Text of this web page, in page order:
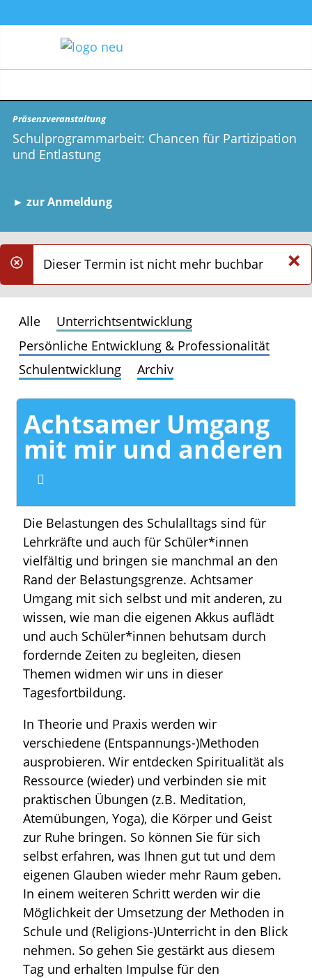
Präsenzveranstaltung
Schulprogrammarbeit: Chancen für Partizipation
und Entlastung
► zur Anmeldung
×
dangerDieser Termin ist nicht mehr buchbar
Alle
Unterrichtsentwicklung
Persönliche Entwicklung & Professionalität
Schulentwicklung
Archiv
Achtsamer Umgang
mit mir und anderen
Die Belastungen des Schulalltags sind für
Lehrkräfte und auch für Schüler*innen
vielfältig und bringen sie manchmal an den
Rand der Belastungsgrenze. Achtsamer
Umgang mit sich selbst und mit anderen, zu
wissen, wie man die eigenen Akkus auflädt
und auch Schüler*innen behutsam durch
fordernde Zeiten zu begleiten, diesen
Themen widmen wir uns in dieser
Tagesfortbildung.
In Theorie und Praxis werden wir
verschiedene (Entspannungs-)Methoden
ausprobieren. Wir entdecken Spiritualität als
Ressource (wieder) und verbinden sie mit
praktischen Übungen (z.B. Meditation,
Atemübungen, Yoga), die Körper und Geist
zur Ruhe bringen. So können Sie für sich
selbst erfahren, was Ihnen gut tut und dem
eigenen Glauben wieder mehr Raum geben.
In einem weiteren Schritt werden wir die
Möglichkeit der Umsetzung der Methoden in
Schule und (Religions-)Unterricht in den Blick
nehmen. So gehen Sie gestärkt aus diesem
Tag und erhalten Impulse für den